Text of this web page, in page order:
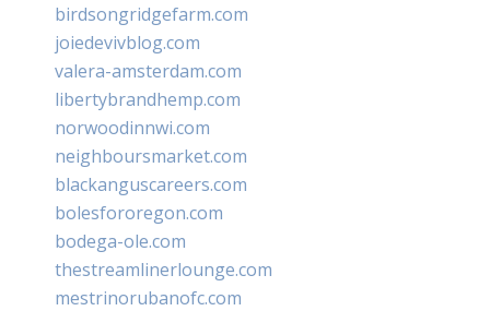
birdsongridgefarm.com
joiedevivblog.com
valera-amsterdam.com
libertybrandhemp.com
norwoodinnwi.com
neighboursmarket.com
blackanguscareers.com
bolesfororegon.com
bodega-ole.com
thestreamlinerlounge.com
mestrinorubanofc.com